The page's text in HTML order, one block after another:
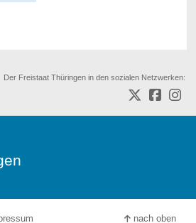
Der Freistaat Thüringen in den sozialen Netzwerken:
nach oben